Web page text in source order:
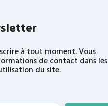
à tout moment. Vous
de contact dans les
du site.